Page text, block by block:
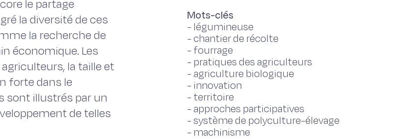
le partage
la diversité de ces
la recherche de
économique. Les
la taille et
forte dans le
sont illustrés par un
de telles
Mots-clés
- légumineuse
-chantier de récolte
- fourrage
- pratiques des agriculteurs
- agriculture biologique
- innovation
- territoire
- approches participatives
-système de polyculture-élevage
- machinisme